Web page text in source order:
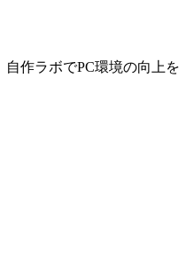
自作ラボでPC環境の向上を